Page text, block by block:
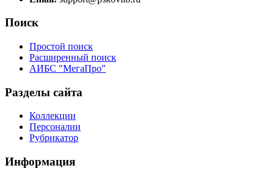
Поиск
Простой поиск
Расширенный поиск
АИБС "МегаПро"
Разделы сайта
Коллекции
Персоналии
Рубрикатор
Информация